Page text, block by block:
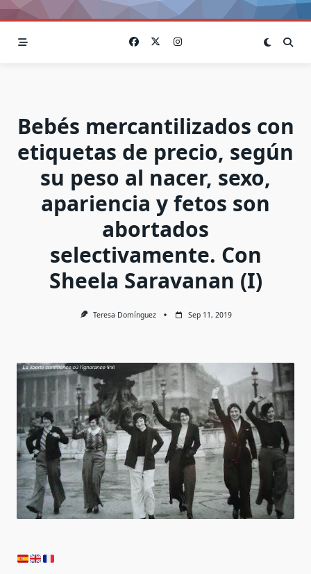
Bebés mercantilizados con
etiquetas de precio, según
su peso al nacer, sexo,
apariencia y fetos son
abortados
selectivamente. Con
Sheela Saravanan (I)
Teresa Domínguez Sep 11, 2019